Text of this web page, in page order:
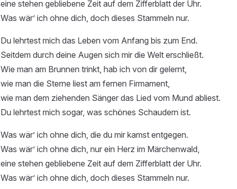
eine stehen gebliebene Zeit auf dem Zifferblatt der Uhr.
Was wär’ ich ohne dich, doch dieses Stammeln nur.
Du lehrtest mich das Leben vom Anfang bis zum End.
Seitdem durch deine Augen sich mir die Welt erschließt.
Wie man am Brunnen trinkt, hab ich von dir gelernt,
wie man die Sterne liest am fernen Firmament,
wie man dem ziehenden Sänger das Lied vom Mund abliest.
Du lehrtest mich sogar, was schönes Schaudern ist.
Was wär’ ich ohne dich, die du mir kamst entgegen.
Was wär’ ich ohne dich, nur ein Herz im Märchenwald,
eine stehen gebliebene Zeit auf dem Zifferblatt der Uhr.
Was wär’ ich ohne dich, doch dieses Stammeln nur.